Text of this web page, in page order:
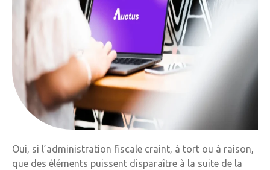
Oui, si l’administration fiscale craint, à tort ou à raison,
que des éléments puissent disparaître à la suite de la